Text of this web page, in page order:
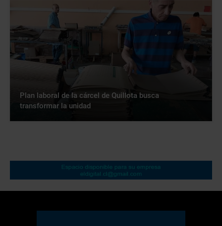
Plan laboral de la cárcel de Quillota busca
transformar la unidad